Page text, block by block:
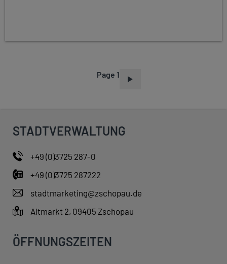
Page 1
STADTVERWALTUNG
+49 (0)3725 287-0
+49 (0)3725 287222
stadtmarketing@zschopau.de
Altmarkt 2, 09405 Zschopau
ÖFFNUNGSZEITEN